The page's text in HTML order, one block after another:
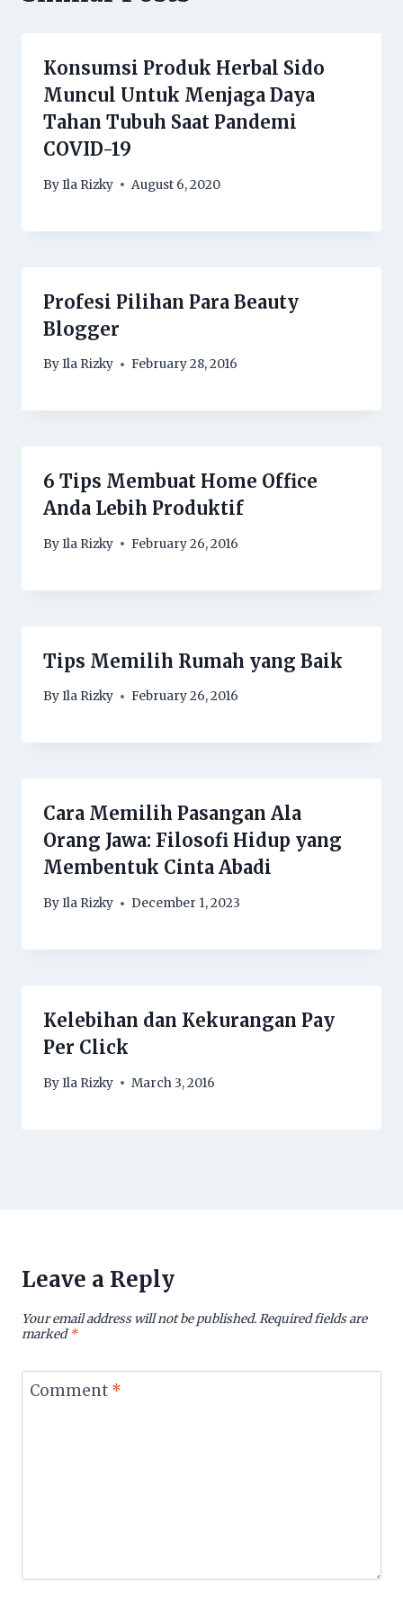
Konsumsi Produk Herbal Sido
Muncul Untuk Menjaga Daya
Tahan Tubuh Saat Pandemi
COVID-19
ByIla Rizky August 6, 2020
Profesi Pilihan Para Beauty
Blogger
ByIla Rizky February 28, 2016
6 Tips Membuat Home Office
Anda Lebih Produktif
ByIla Rizky February 26, 2016
Tips Memilih Rumah yang Baik
ByIla Rizky February 26, 2016
Cara Memilih Pasangan Ala
Orang Jawa: Filosofi Hidup yang
Membentuk Cinta Abadi
ByIla Rizky December 1, 2023
Kelebihan dan Kekurangan Pay
Per Click
ByIla Rizky March 3, 2016
Leave a Reply
Your email address will not be published.Required fields are
marked*
Comment *